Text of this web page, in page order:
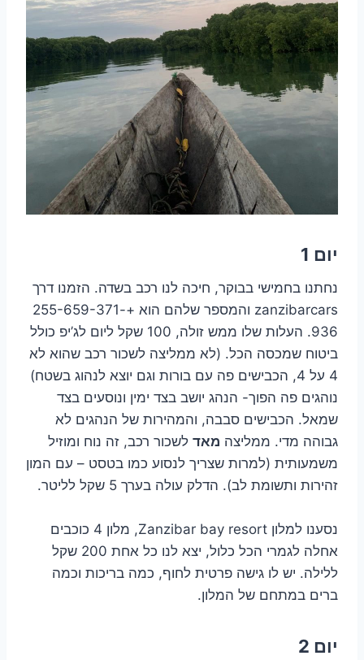
יום 1
נחתנו בחמישי בבוקר, חיכה לנו רכב בשדה. הזמנו דרך
zanzibarcars והמספר שלהם הוא +255-659-371-
936. העלות שלו ממש זולה, 100 שקל ליום לג’יפ כולל
ביטוח שמכסה הכל. (לא ממליצה לשכור רכב שהוא לא
4 על 4, הכבישים פה עם בורות וגם יוצא לנהוג בשטח)
נוהגים פה הפוך- הנהג יושב בצד ימין ונוסעים בצד
שמאל. הכבישים סבבה, והמהירות של הנהגים לא
גבוהה מדי. ממליצה מאד לשכור רכב, זה נוח ומוזיל
משמעותית (למרות שצריך לנסוע כמו בטסט – עם המון
זהירות ותשומת לב). הדלק עולה בערך 5 שקל לליטר.
נסענו למלון Zanzibar bay resort, מלון 4 כוכבים
אחלה לגמרי הכל כלול, יצא לנו כל אחת 200 שקל
ללילה. יש לו גישה פרטית לחוף, כמה בריכות וכמה
ברים במתחם של המלון.
יום 2